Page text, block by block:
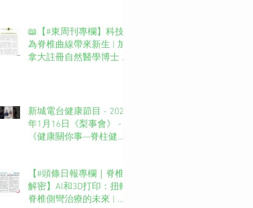
📖【#東周刊專欄】科技
為脊椎曲線帶來新生 | 加
拿大註冊自然醫學博士 #
新城電台健康節目 - 2025
年1月16日《梨事會》 -
《健康關你事—脊柱健康
台長 葉文輝Barry Ip (啤
梨）嘉賓主持：吳錞銦博
士Dr. Yan
【#頭條日報專欄｜脊椎
解密】AI和3D打印：扭轉
脊椎側彎治療的未來 | 脊